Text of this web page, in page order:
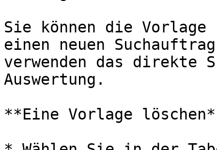
Sie können die Vorlage
einen neuen
verwenden das direkte
Auswertung.
**Eine Vorlage